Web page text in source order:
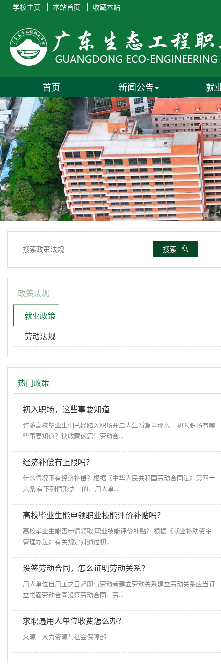
学校主页 本站首页 收藏本站
首页 新闻公告 就
搜索
政策法规
就业政策
劳动法规
热门政策
初入职场，这些事要知道
许多高校毕业生们已经踏入职场开启人生新篇章那么，初入职场有哪
些事要知道？快收藏这篇！劳动合...
经济补偿有上限吗？
什么情况下有经济补偿？根据《中华人民共和国劳动合同法》第四十
六条 有下列情形之一的，用人单...
高校毕业生能申领职业技能评价补贴吗？
高校毕业生能否申请领取 职业技能评价补贴？ 根据《就业补助资金
管理办法》有关规定对通过初...
没签劳动合同，怎么证明劳动关系？
用人单位自用工之日起即与劳动者建立劳动关系建立劳动关系应当订
立书面劳动合同没签劳动合同，劳...
求职遇用人单位收费怎么办？
来源：人力资源与社会保障部